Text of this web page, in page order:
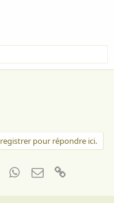
pour répondre ici.
TumblrWhatsApp
Email